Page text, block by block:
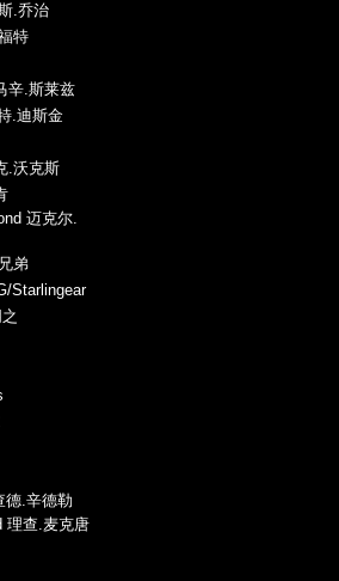
.乔治
特
辛.斯莱兹
.迪斯金
.沃克斯
迈克尔.
弟
Starlingear
德.辛德勒
理查.麦克唐